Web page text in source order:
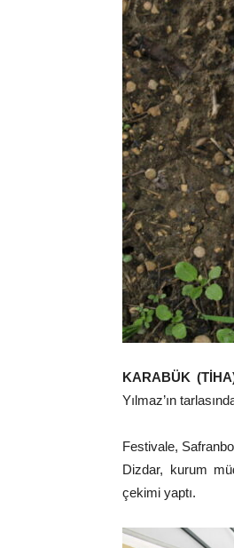
KARABÜK
Yılmaz’ın
Festivale,
Dizdar, kurum
çekimi yaptı.